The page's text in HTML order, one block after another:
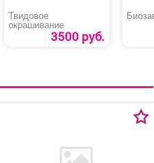
Твидовое
окрашивание
3500 руб.